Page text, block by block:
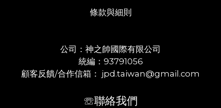
條款與細則
公司：神之帥國際有限公司
統編：93791056
顧客反饋/合作信箱： jpd.taiwan@gmail.com
☏聯絡我們